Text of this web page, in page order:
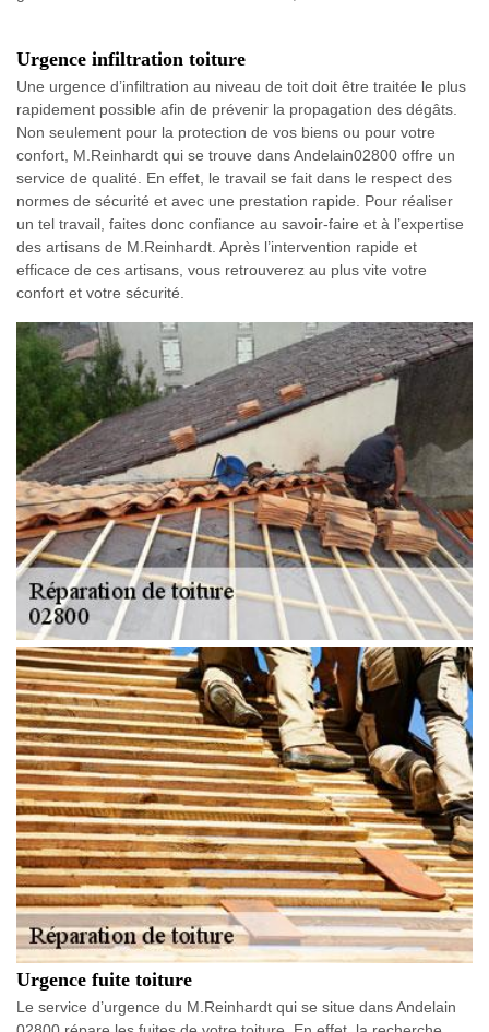
Urgence infiltration toiture
Une urgence d’infiltration au niveau de toit doit être traitée le plus
rapidement possible afin de prévenir la propagation des dégâts.
Non seulement pour la protection de vos biens ou pour votre
confort, M.Reinhardt qui se trouve dans Andelain02800 offre un
service de qualité. En effet, le travail se fait dans le respect des
normes de sécurité et avec une prestation rapide. Pour réaliser
un tel travail, faites donc confiance au savoir-faire et à l’expertise
des artisans de M.Reinhardt. Après l’intervention rapide et
efficace de ces artisans, vous retrouverez au plus vite votre
confort et votre sécurité.
Urgence fuite toiture
Le service d’urgence du M.Reinhardt qui se situe dans Andelain